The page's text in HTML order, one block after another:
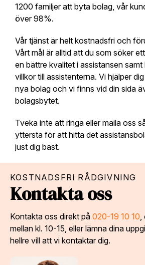
1200 familjer att byta bolag, vår
över 98%.
Vår tjänst är helt kostnadsfri och
Vårt mål är alltid att du som söker
en bättre kvalitet i assistansen
villkor till assistenterna. Vi hjälper
nya bolag och vi finns vid din sida
bolagsbytet.
Tveka inte att ringa eller maila oss
yttersta för att hitta det
just dig bäst.
KOSTNADSFRI RÅDGIVNING
Kontakta oss
Kontakta oss direkt på 020-19 10 10
mellan kl. 10-15, eller lämna dina
hellre vill att vi kontaktar dig.